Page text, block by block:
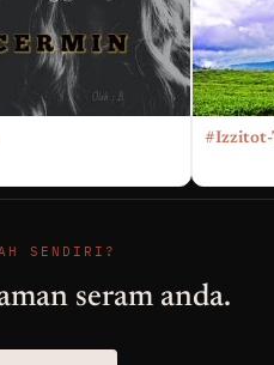
#Izzitot-
SENDIRI?
seram anda.